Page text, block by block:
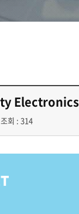
Electronics
조회 : 314